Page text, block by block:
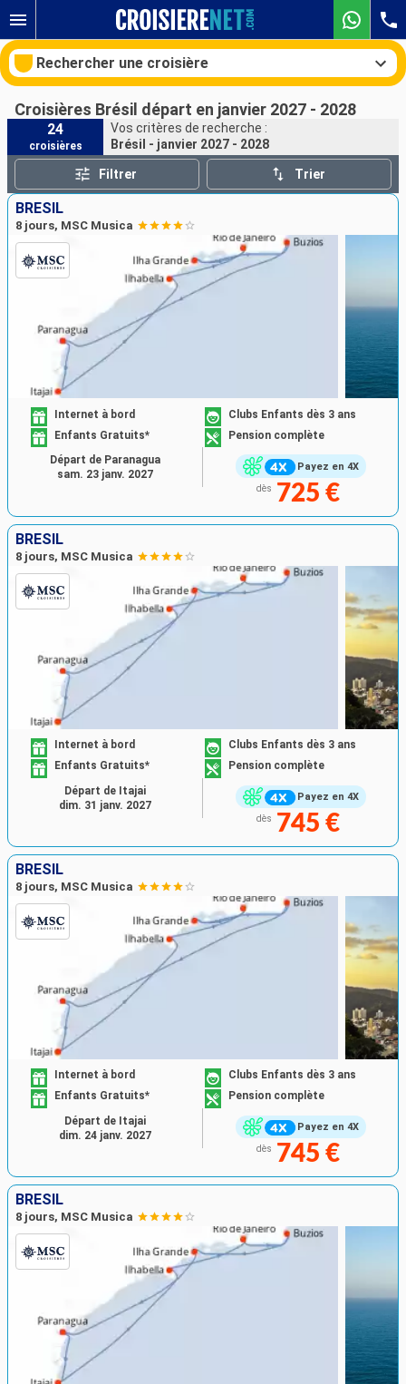
Rechercher une croisière
Nos destinations
Mois de départ
Ports Compagnies
Rechercher
Croisières Brésil départ en janvier 2027 - 2028
24
croisières
Vos critères de recherche :
Brésil - janvier 2027 - 2028
Filtrer Trier
BRÉSIL
8 jours, MSC Musica
Payez en 4X
Internet à bord
Clubs Enfants dès 3 ans
Enfants Gratuits*
Pension complète
dès 725 €
Départ de Paranagua
sam. 23 janv. 2027
BRÉSIL
8 jours, MSC Musica
Payez en 4X
Internet à bord
Clubs Enfants dès 3 ans
Enfants Gratuits*
Pension complète
dès 745 €
Départ de Itajai
dim. 31 janv. 2027
BRÉSIL
8 jours, MSC Musica
Payez en 4X
Internet à bord
Clubs Enfants dès 3 ans
Enfants Gratuits*
Pension complète
dès 745 €
Départ de Itajai
dim. 24 janv. 2027
BRÉSIL
8 jours, MSC Musica